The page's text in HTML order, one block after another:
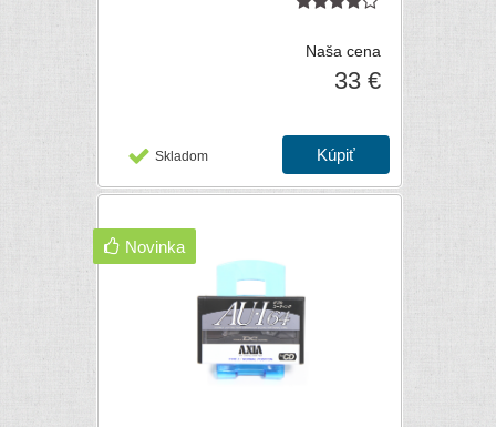
Naša cena
33 €
Skladom
Novinka